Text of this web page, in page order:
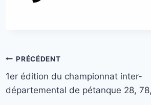
PRÉCÉDENT
1er édition du championnat inter-
départemental de pétanque 28,